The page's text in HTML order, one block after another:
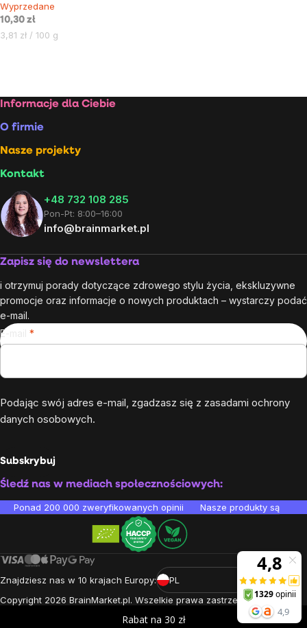
Wyprzedane
10,30 zł
Cena
3,81 zł / 100 g
listy
Stopka
Informacje dla Ciebie
O firmie
Nasze projekty
Kontakt
+48 732 108 285
Pon-Pt: 8:00–16:00
info@brainmarket.pl
Zapisz się do newslettera
i otrzymuj porady dotyczące zdrowego stylu życia, ekskluzywne
promocje oraz informacje o nowych produktach – wystarczy podać
e-mail.
E-mail
Podając swój adres e-mail, zgadzasz się z zasadami ochrony
danych osobowych.
Subskrybuj
Śledź nas w mediach społecznościowych:
Ponad 200 000 zweryfikowanych opinii Nasze produkty są
Znajdziesz nas w 10 krajach Europy:
PL
Copyright 2026 BrainMarket.pl. Wszelkie prawa zastrzeżone.
Zasady przetwarzania danych osobowychRegulamin
Cookies
Rabat na 30 zł